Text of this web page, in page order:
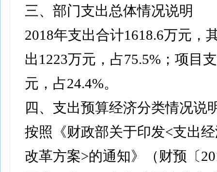
三、部门支出总体情况说明
2018年支出合计1618.6万元，
出1223万元，占75.5%；项目
元，占24.4%。
四、支出预算经济分类情况说
按照《财政部关于印发<支出
改革方案>的通知》（财预〔